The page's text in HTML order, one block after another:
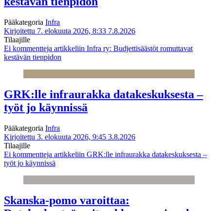
Pääkategoria Infra
Kirjoitettu 7. elokuuta 2026, 8:33 7.8.2026
Tilaajille
Ei kommentteja artikkeliin Infra ry: Budjettisäästöt romuttavat
kestävän tienpidon
GRK:lle infraurakka datakeskuksesta –
työt jo käynnissä
Pääkategoria Infra
Kirjoitettu 3. elokuuta 2026, 9:45 3.8.2026
Tilaajille
Ei kommentteja artikkeliin GRK:lle infraurakka datakeskuksesta –
työt jo käynnissä
Skanska-pomo varoittaa: